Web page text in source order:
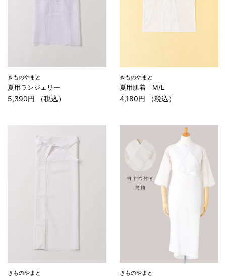
きものやまと
夏用ランジェリー
5,390円 （税込）
きものやまと
夏用肌着 M/L
4,180円 （税込）
きものやまと きものやまと